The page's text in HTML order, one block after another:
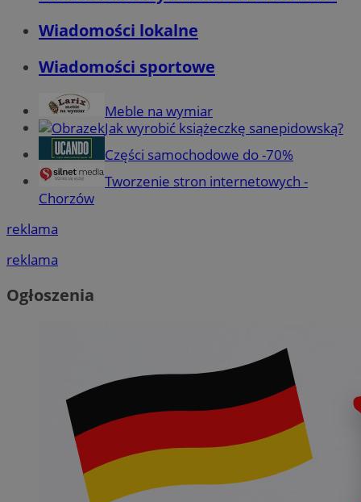
Wiadomości lokalne
Wiadomości sportowe
Meble na wymiar
Jak wyrobić książeczkę sanepidowską?
Części samochodowe do -70%
Tworzenie stron internetowych -
Chorzów
reklama
reklama
Ogłoszenia